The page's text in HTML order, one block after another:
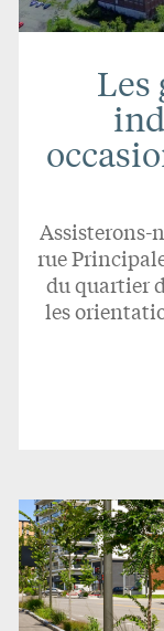
Les
Assisterons-
rue
du quartier
les